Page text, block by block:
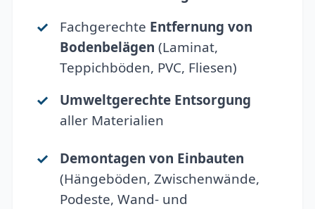
Fachgerechte Entfernung von
Bodenbelägen (Laminat,
Teppichböden, PVC, Fliesen)
Umweltgerechte Entsorgung
aller Materialien
Demontagen von Einbauten
(Hängeböden, Zwischenwände,
Podeste, Wand- und